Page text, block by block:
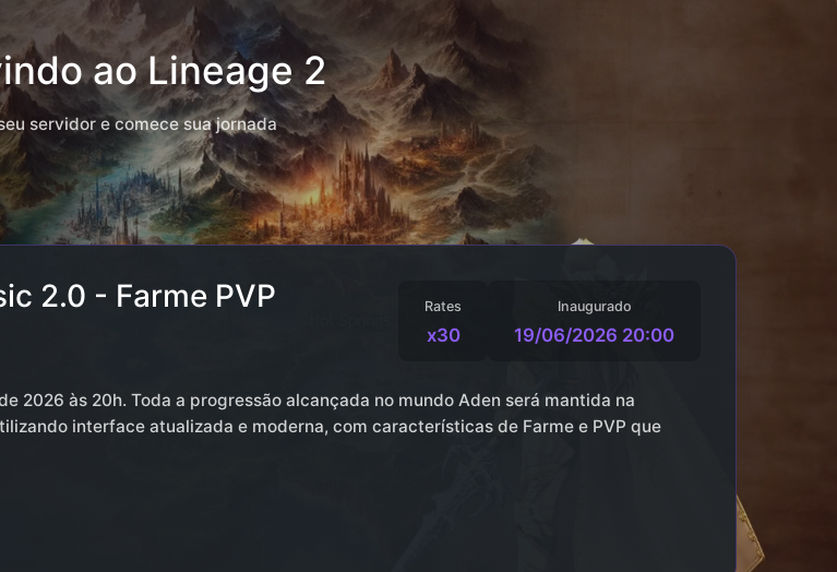
ao Lineage 2
servidor e comece sua jornada
2.0 - Farme PVP Rates
x30
Inaugurado
19/06/2026 20:00
2026 às 20h. Toda a progressão alcançada no mundo Aden será mantida na
interface atualizada e moderna, com características de Farme e PVP que